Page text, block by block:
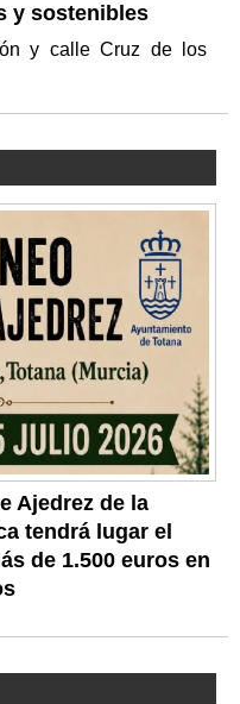
y sostenibles
y calle Cruz de los
Ajedrez de la
tendrá lugar el
de 1.500 euros en